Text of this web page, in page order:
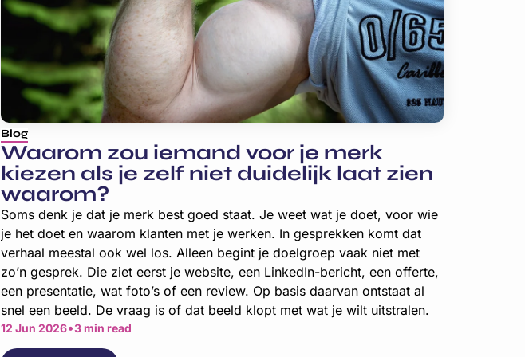
Blog
Waarom zou iemand voor je merk
kiezen als je zelf niet duidelijk laat zien
waarom?
Soms denk je dat je merk best goed staat. Je weet wat je doet, voor wie
je het doet en waarom klanten met je werken. In gesprekken komt dat
verhaal meestal ook wel los. Alleen begint je doelgroep vaak niet met
zo’n gesprek. Die ziet eerst je website, een LinkedIn-bericht, een offerte,
een presentatie, wat foto’s of een review. Op basis daarvan ontstaat al
snel een beeld. De vraag is of dat beeld klopt met wat je wilt uitstralen.
12 Jun 2026•3 min read